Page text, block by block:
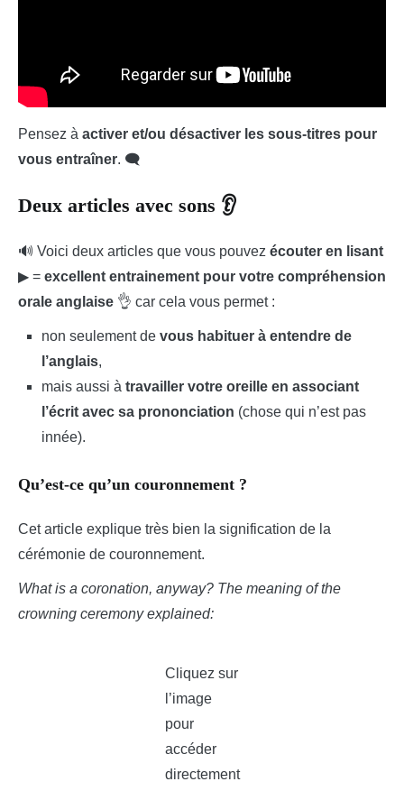
Pensez à activer et/ou désactiver les sous-titres pour
vous entraîner. 🗨
Deux articles avec sons 👂
🔊 Voici deux articles que vous pouvez écouter en lisant
▶ = excellent entrainement pour votre compréhension
orale anglaise 👌 car cela vous permet :
non seulement de vous habituer à entendre de
l’anglais,
mais aussi à travailler votre oreille en associant
l’écrit avec sa prononciation (chose qui n’est pas
innée).
Qu’est-ce qu’un couronnement ?
Cet article explique très bien la signification de la
cérémonie de couronnement.
What is a coronation, anyway? The meaning of the
crowning ceremony explained:
Cliquez sur
l’image
pour
accéder
directement